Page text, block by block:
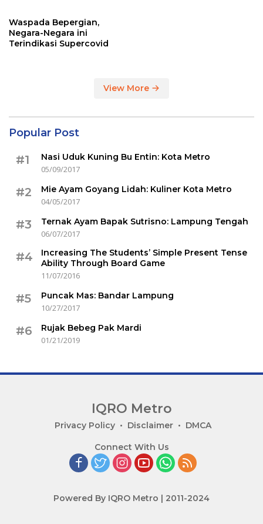
Waspada Bepergian,
Negara-Negara ini
Terindikasi Supercovid
View More
Popular Post
#1
Nasi Uduk Kuning Bu Entin: Kota Metro
05/09/2017
#2
Mie Ayam Goyang Lidah: Kuliner Kota Metro
04/05/2017
#3
Ternak Ayam Bapak Sutrisno: Lampung Tengah
06/07/2017
#4
Increasing The Students’ Simple Present Tense
Ability Through Board Game
11/07/2016
#5
Puncak Mas: Bandar Lampung
10/27/2017
#6
Rujak Bebeg Pak Mardi
01/21/2019
IQRO Metro
Privacy Policy Disclaimer DMCA
Connect With Us
Powered By IQRO Metro | 2011-2024